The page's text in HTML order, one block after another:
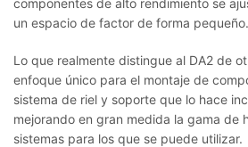
un espacio de factor de forma pequeño.
Lo que realmente distingue al DA2 de
enfoque único para el montaje de
sistema de riel y soporte que lo hace
mejorando en gran medida la gama de
sistemas para los que se puede utilizar.